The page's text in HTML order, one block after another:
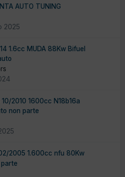
AUTO TUNING
2025
1.6cc MUDA 88Kw Bifuel
10/2010 1600cc N18b16a
non parte
2005 1.600cc nfu 80Kw